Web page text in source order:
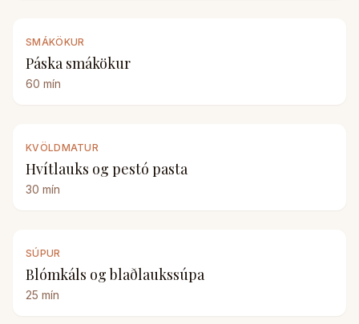
SMÁKÖKUR
Páska smákökur
60 mín
KVÖLDMATUR
Hvítlauks og pestó pasta
30 mín
SÚPUR
Blómkáls og blaðlaukssúpa
25 mín